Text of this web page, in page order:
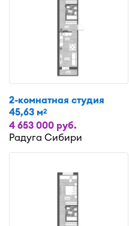
2-комнатная студия
45,63 м2
4 653 000 руб.
Радуга Сибири